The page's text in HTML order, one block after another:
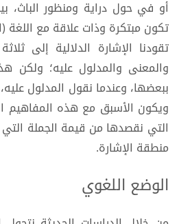
أو في حول دراية ومنظور الباث،
تكون مبتكرة وذات علاقة مع اللغة
تقودنا الإشارة الدلالية إلى
والمعنى والمدلول عليه؛ ولكن
ببعضها، وعندما نقول المدلول
ويكون الأسبق مع هذه المفاهيم
التي نقصدها من قيمة الجملة
منطقة الإشارة.
الوضع اللغوي